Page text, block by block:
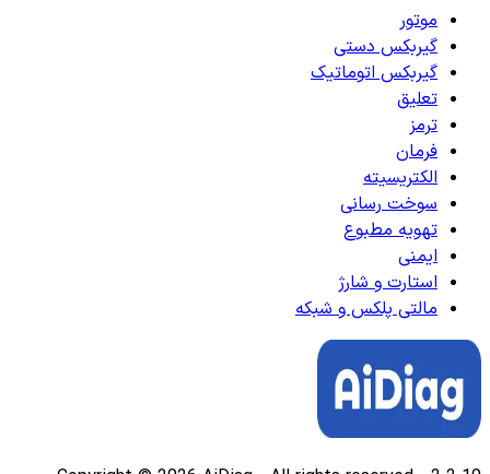
موتور
گیربکس دستی
گیربکس اتوماتیک
تعلیق
ترمز
فرمان
الکتریسیته
سوخت رسانی
تهویه مطبوع
ایمنی
استارت و شارژ
مالتی پلکس و شبکه